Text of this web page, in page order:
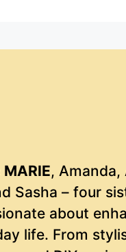
MARIE, Amanda,
Sasha – four
about
life. From